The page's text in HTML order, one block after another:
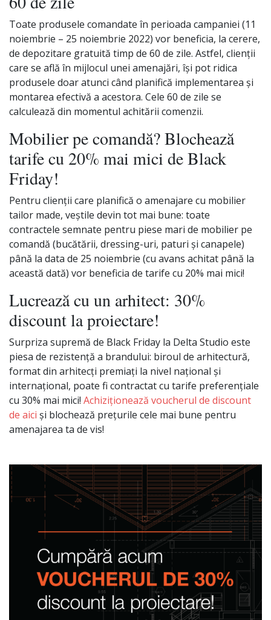
Toate produsele comandate în perioada campaniei (11
noiembrie – 25 noiembrie 2022) vor beneficia, la cerere,
de depozitare gratuită timp de 60 de zile. Astfel, clienții
care se află în mijlocul unei amenajări, își pot ridica
produsele doar atunci când planifică implementarea și
montarea efectivă a acestora. Cele 60 de zile se
calculează din momentul achitării comenzii.
Mobilier pe comandă? Blochează
tarife cu 20% mai mici de Black
Friday!
Pentru clienții care planifică o amenajare cu mobilier
tailor made, veștile devin tot mai bune: toate
contractele semnate pentru piese mari de mobilier pe
comandă (bucătării, dressing-uri, paturi și canapele)
până la data de 25 noiembrie (cu avans achitat până la
această dată) vor beneficia de tarife cu 20% mai mici!
Lucrează cu un arhitect: 30%
discount la proiectare!
Surpriza supremă de Black Friday la Delta Studio este
piesa de rezistență a brandului: biroul de arhitectură,
format din arhitecți premiați la nivel național și
internațional, poate fi contractat cu tarife preferențiale
cu 30% mai mici! Achiziționează voucherul de discount
de aici și blochează prețurile cele mai bune pentru
amenajarea ta de vis!